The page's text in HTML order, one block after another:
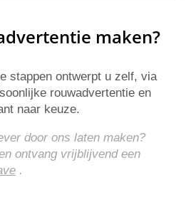
maken?
stappen ontwerpt u zelf, via
rouwadvertentie en
naar keuze.
door ons laten maken?
ontvang vrijblijvend een
.